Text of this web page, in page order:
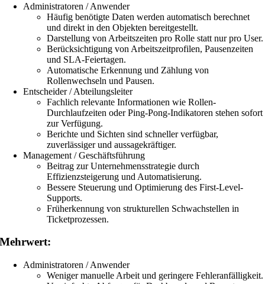
Administratoren / Anwender
Häufig benötigte Daten werden automatisch berechnet
und direkt in den Objekten bereitgestellt.
Darstellung von Arbeitszeiten pro Rolle statt nur pro User.
Berücksichtigung von Arbeitszeitprofilen, Pausenzeiten
und SLA-Feiertagen.
Automatische Erkennung und Zählung von
Rollenwechseln und Pausen.
Entscheider / Abteilungsleiter
Fachlich relevante Informationen wie Rollen-
Durchlaufzeiten oder Ping-Pong-Indikatoren stehen sofort
zur Verfügung.
Berichte und Sichten sind schneller verfügbar,
zuverlässiger und aussagekräftiger.
Management / Geschäftsführung
Beitrag zur Unternehmensstrategie durch
Effizienzsteigerung und Automatisierung.
Bessere Steuerung und Optimierung des First-Level-
Supports.
Früherkennung von strukturellen Schwachstellen in
Ticketprozessen.
Mehrwert:
Administratoren / Anwender
Weniger manuelle Arbeit und geringere Fehleranfälligkeit.